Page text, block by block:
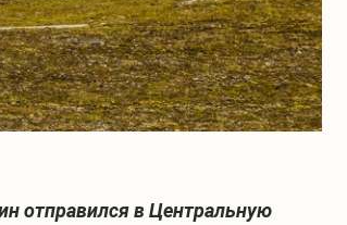
отправился в Центральную